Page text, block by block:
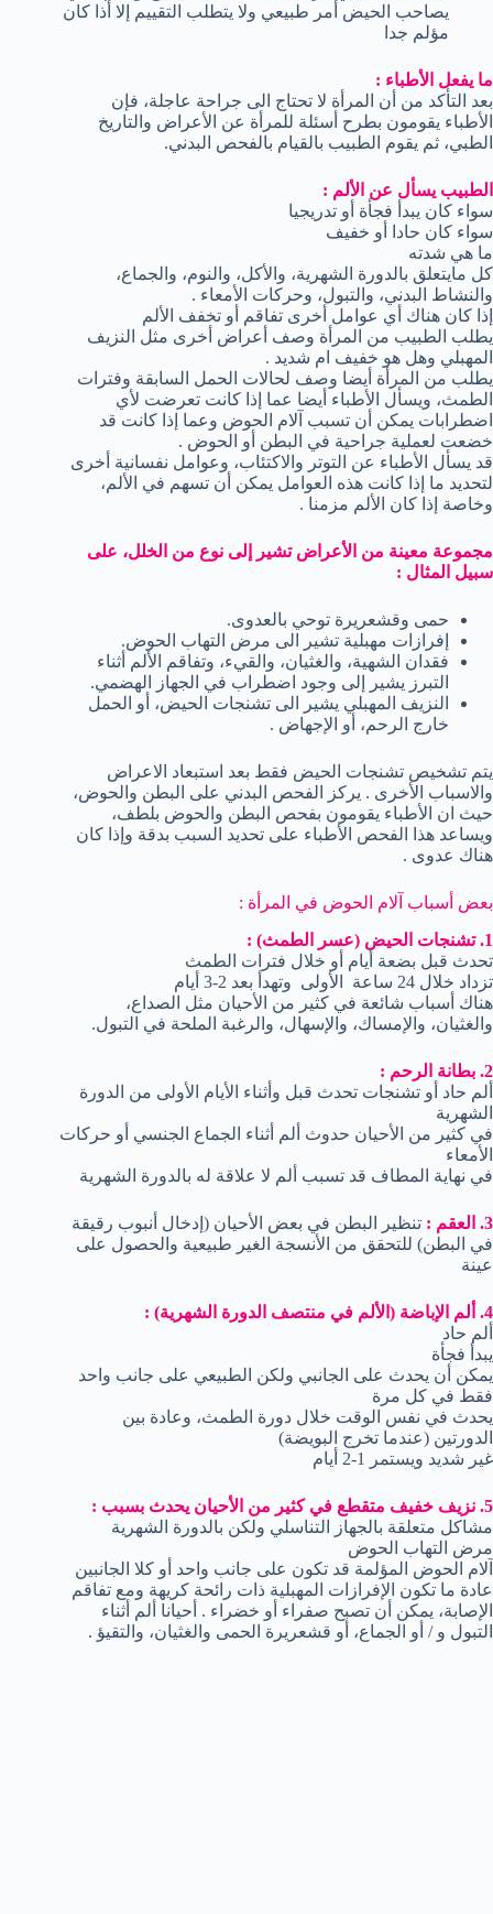
يصاحب الحيض أمر طبيعي ولا يتطلب التقييم إلا أذا كان
مؤلم جدا
ما يفعل الأطباء :
بعد التأكد من أن المرأة لا تحتاج الى جراحة عاجلة، فإن
الأطباء يقومون بطرح أسئلة للمرأة عن الأعراض والتاريخ
الطبي، ثم يقوم الطبيب بالقيام بالفحص البدني.
الطبيب يسأل عن الألم :
سواء كان يبدأ فجأة أو تدريجيا
سواء كان حادا أو خفيف
ما هي شدته
كل مايتعلق بالدورة الشهرية، والأكل، والنوم، والجماع،
والنشاط البدني، والتبول، وحركات الأمعاء .
إذا كان هناك أي عوامل أخرى تفاقم أو تخفف الألم
يطلب الطبيب من المرأة وصف أعراض أخرى مثل النزيف
المهبلي وهل هو خفيف ام شديد .
يطلب من المرأة أيضا وصف لحالات الحمل السابقة وفترات
الطمث، ويسأل الأطباء أيضا عما إذا كانت تعرضت لأي
اضطرابات يمكن أن تسبب آلام الحوض وعما إذا كانت قد
خضعت لعملية جراحية في البطن أو الحوض .
قد يسأل الأطباء عن التوتر والاكتئاب، وعوامل نفسانية أخرى
لتحديد ما إذا كانت هذه العوامل يمكن أن تسهم في الألم،
وخاصة إذا كان الألم مزمنا .
مجموعة معينة من الأعراض تشير إلى نوع من الخلل، على
سبيل المثال :
حمى وقشعريرة توحي بالعدوى.
إفرازات مهبلية تشير الى مرض التهاب الحوض.
فقدان الشهية، والغثيان، والقيء، وتفاقم الألم أثناء
التبرز يشير إلى وجود اضطراب في الجهاز الهضمي.
النزيف المهبلي يشير الى تشنجات الحيض، أو الحمل
خارج الرحم، أو الإجهاض .
يتم تشخيص تشنجات الحيض فقط بعد استبعاد الاعراض
والاسباب الأخرى . يركز الفحص البدني على البطن والحوض،
حيث ان الأطباء يقومون بفحص البطن والحوض بلطف،
ويساعد هذا الفحص الأطباء على تحديد السبب بدقة وإذا كان
هناك عدوى .
بعض أسباب آلام الحوض في المرأة :
1. تشنجات الحيض (عسر الطمث) :
تحدث قبل بضعة أيام أو خلال فترات الطمث
تزداد خلال 24 ساعة الأولى وتهدأ بعد 2-3 أيام
هناك أسباب شائعة في كثير من الأحيان مثل الصداع،
والغثيان، والإمساك، والإسهال، والرغبة الملحة في التبول.
2. بطانة الرحم :
ألم حاد أو تشنجات تحدث قبل وأثناء الأيام الأولى من الدورة
الشهرية
في كثير من الأحيان حدوث ألم أثناء الجماع الجنسي أو حركات
الأمعاء
في نهاية المطاف قد تسبب ألم لا علاقة له بالدورة الشهرية
3. العقم :
تنظير البطن في بعض الأحيان (إدخال أنبوب رقيقة
في البطن) للتحقق من الأنسجة الغير طبيعية والحصول على
عينة
4. ألم الإباضة (الألم في منتصف الدورة الشهرية) :
ألم حاد
يبدأ فجأة
يمكن أن يحدث على الجانبي ولكن الطبيعي على جانب واحد
فقط في كل مرة
يحدث في نفس الوقت خلال دورة الطمث، وعادة بين
الدورتين (عندما تخرج البويضة)
غير شديد ويستمر 1-2 أيام
5. نزيف خفيف متقطع في كثير من الأحيان يحدث بسبب :
مشاكل متعلقة بالجهاز التناسلي ولكن بالدورة الشهرية
مرض التهاب الحوض
آلام الحوض المؤلمة قد تكون على جانب واحد أو كلا الجانبين
عادة ما تكون الإفرازات المهبلية ذات رائحة كريهة ومع تفاقم
الإصابة، يمكن أن تصبح صفراء أو خضراء . أحيانا ألم أثناء
التبول و / أو الجماع، أو قشعريرة الحمى والغثيان، والتقيؤ .